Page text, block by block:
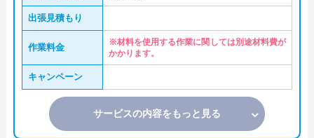
出張見積もり
作業料金
※材料を使用する作業に関しては別途材料費が
かかります。
キャンペーン
サービスの内容をもっと見る